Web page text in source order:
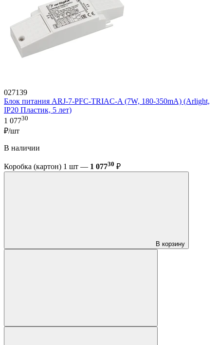
027139
Блок питания ARJ-7-PFC-TRIAC-A (7W, 180-350mA) (Arlight,
IP20 Пластик, 5 лет)
1 07730
₽/шт
В наличии
Коробка (картон) 1 шт — 1 07730 ₽
В корзину